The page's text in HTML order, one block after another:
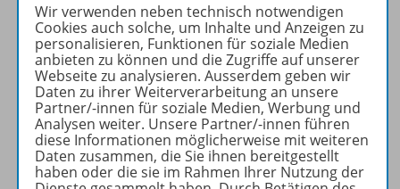
Produktinformationen
Beschreibung
Zugehörige Produkte
Wir verwenden neben technisch notwendigen
Cookies auch solche, um Inhalte und Anzeigen zu
personalisieren, Funktionen für soziale Medien
anbieten zu können und die Zugriffe auf unserer
Webseite zu analysieren. Ausserdem geben wir
Daten zu ihrer Weiterverarbeitung an unsere
Partner/-innen für soziale Medien, Werbung und
Analysen weiter. Unsere Partner/-innen führen
diese Informationen möglicherweise mit weiteren
Daten zusammen, die Sie ihnen bereitgestellt
haben oder die sie im Rahmen Ihrer Nutzung der